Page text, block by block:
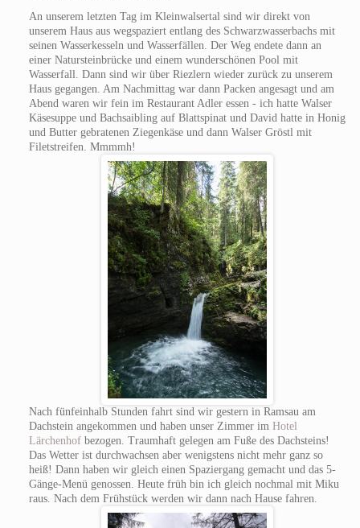
An unserem letzten Tag im Kleinwalsertal sind wir direkt von
unserem Haus aus wegspaziert entlang des Schwarzwasserbachs mit
seinen Wasserkesseln und Wasserfällen. Der Weg endete dann an
einer Natursteinbrücke und einem wunderschönen Pool mit
Wasserfall. Dann sind wir über Riezlern wieder zurück zu unserem
Haus gegangen. Am Nachmittag war dann Packen angesagt und am
Abend waren wir fein im Restaurant Adler essen - ich hatte Walser
Käsesuppe und Bachsaibling auf Blattspinat und David hatte in Honig
und Butter gebratenen Ziegenkäse und dann Walser Gröstl mit
Filetstreifen. Mmmmh!
Nach fünfeinhalb Stunden fahrt sind wir gestern in Ramsau am
Dachstein angekommen und haben unser Zimmer im Hotel
Lärchenhofbezogen. Traumhaft gelegen am Fuße des Dachsteins!
Das Wetter ist durchwachsen aber wenigstens nicht mehr ganz so
heiß! Dann haben wir gleich einen Spaziergang gemacht und das 5-
Gänge-Menü genossen. Heute früh bin ich gleich nochmal mit Miku
raus. Nach dem Frühstück werden wir dann nach Hause fahren.